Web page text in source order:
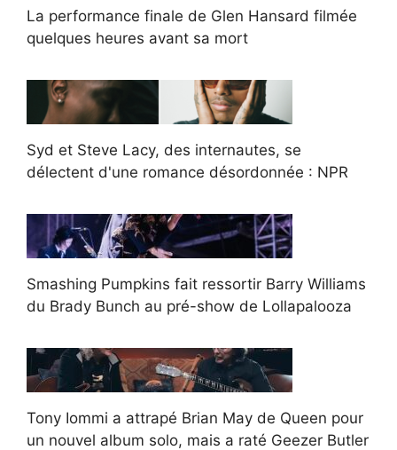
La performance finale de Glen Hansard filmée
quelques heures avant sa mort
Syd et Steve Lacy, des internautes, se
délectent d'une romance désordonnée : NPR
Smashing Pumpkins fait ressortir Barry Williams
du Brady Bunch au pré-show de Lollapalooza
Tony Iommi a attrapé Brian May de Queen pour
un nouvel album solo, mais a raté Geezer Butler